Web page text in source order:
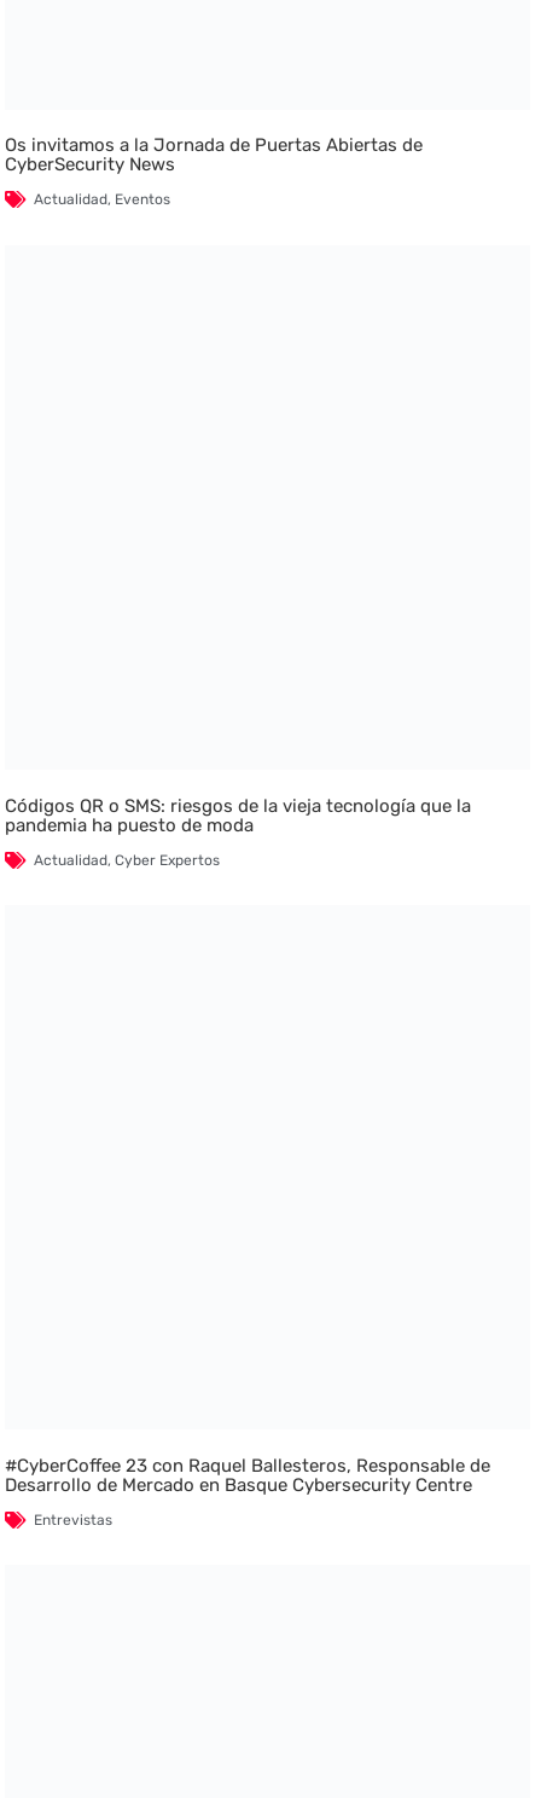
Os invitamos a la Jornada de Puertas Abiertas de
CyberSecurity News
Actualidad, Eventos
Códigos QR o SMS: riesgos de la vieja tecnología que la
pandemia ha puesto de moda
Actualidad,Cyber Expertos
#CyberCoffee 23 con Raquel Ballesteros, Responsable de
Desarrollo de Mercado en Basque Cybersecurity Centre
Entrevistas